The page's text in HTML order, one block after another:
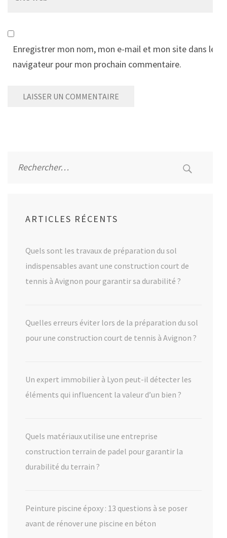
web
Enregistrer mon nom, mon e-mail et mon site dans le
navigateur pour mon prochain commentaire.
ARTICLES RÉCENTS
Quels sont les travaux de préparation du sol
indispensables avant une construction court de
tennis à Avignon pour garantir sa durabilité ?
Quelles erreurs éviter lors de la préparation du sol
pour une construction court de tennis à Avignon ?
Un expert immobilier à Lyon peut-il détecter les
éléments qui influencent la valeur d’un bien ?
Quels matériaux utilise une entreprise
construction terrain de padel pour garantir la
durabilité du terrain ?
Peinture piscine époxy : 13 questions à se poser
avant de rénover une piscine en béton